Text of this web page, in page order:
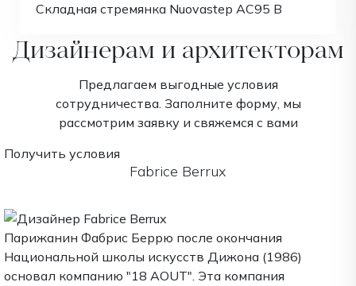
Складная стремянка Nuovastep АС95 В
Дизайнерам и архитекторам
Предлагаем выгодные условия
сотрудничества. Заполните форму, мы
рассмотрим заявку и свяжемся с вами
Получить условия
Fabrice Berrux
Парижанин Фабрис Беррю после окончания
Национальной школы искусств Дижона (1986)
основал компанию "18 AOUT". Эта компания